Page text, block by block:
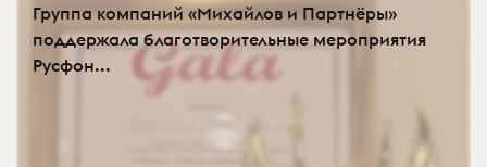
Группа компаний «Михайлов и Партнёры»
поддержала благотворительные мероприятия
Русфон...